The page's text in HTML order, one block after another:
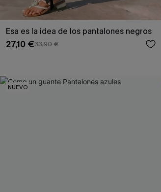
Esa es la idea de los pantalones negros
27,10 €33,90 €
NUEVO